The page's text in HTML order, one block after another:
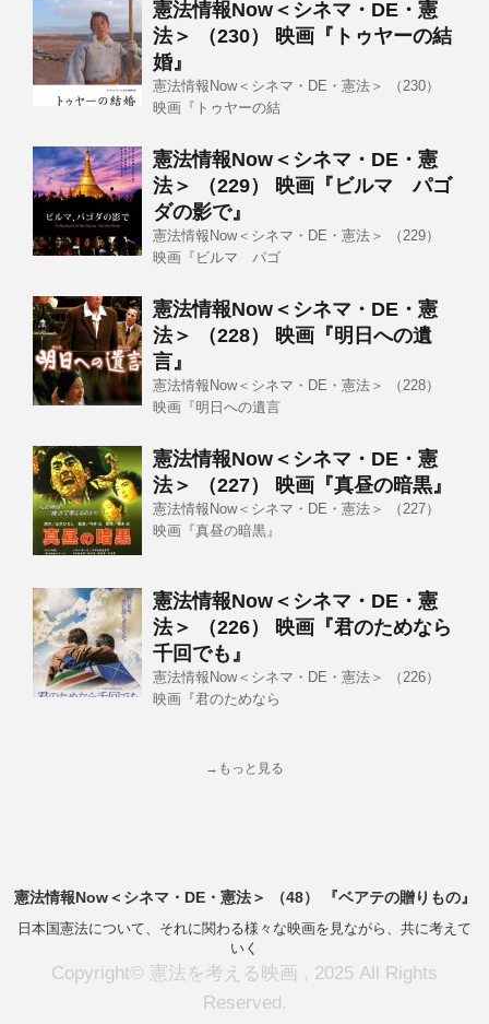
憲法情報Now＜シネマ・DE・憲
法＞ （230） 映画『トゥヤーの結
婚』
憲法情報Now＜シネマ・DE・憲法＞ （230）
映画『トゥヤーの結
憲法情報Now＜シネマ・DE・憲
法＞ （229） 映画『ビルマ パゴ
ダの影で』
憲法情報Now＜シネマ・DE・憲法＞ （229）
映画『ビルマ パゴ
憲法情報Now＜シネマ・DE・憲
法＞ （228） 映画『明日への遺
言』
憲法情報Now＜シネマ・DE・憲法＞ （228）
映画『明日への遺言
憲法情報Now＜シネマ・DE・憲
法＞ （227） 映画『真昼の暗黒』
憲法情報Now＜シネマ・DE・憲法＞ （227）
映画『真昼の暗黒』
憲法情報Now＜シネマ・DE・憲
法＞ （226） 映画『君のためなら
千回でも』
憲法情報Now＜シネマ・DE・憲法＞ （226）
映画『君のためなら
→もっと見る
憲法情報Now＜シネマ・DE・憲法＞ （48） 『ベアテの贈りもの』
日本国憲法について、それに関わる様々な映画を見ながら、共に考えて
いく
Copyright© 憲法を考える映画 , 2025 All Rights
Reserved.